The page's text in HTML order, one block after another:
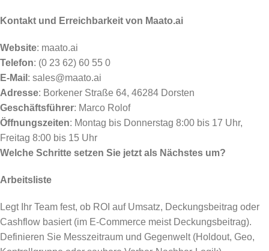
Kontakt und Erreichbarkeit von Maato.ai
Website: maato.ai
Telefon: (0 23 62) 60 55 0
E-Mail : sales@maato.ai
Adresse: Borkener Straße 64, 46284 Dorsten
Geschäftsführer: Marco Rolof
Öffnungszeiten: Montag bis Donnerstag 8:00 bis 17 Uhr,
Freitag 8:00 bis 15 Uhr
Welche Schritte setzen Sie jetzt als Nächstes um?
Arbeitsliste
Legt Ihr Team fest, ob ROI auf Umsatz, Deckungsbeitrag oder
Cashflow basiert (im E-Commerce meist Deckungsbeitrag).
Definieren Sie Messzeitraum und Gegenwelt (Holdout, Geo,